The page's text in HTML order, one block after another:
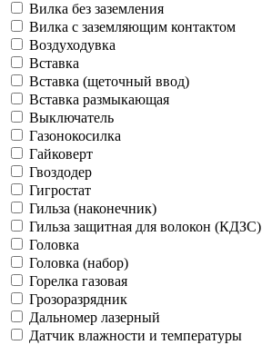
Вилка без заземления
Вилка с заземляющим контактом
Воздуходувка
Вставка
Вставка (щеточный ввод)
Вставка размыкающая
Выключатель
Газонокосилка
Гайковерт
Гвоздодер
Гигростат
Гильза (наконечник)
Гильза защитная для волокон (КДЗС)
Головка
Головка (набор)
Горелка газовая
Грозоразрядник
Дальномер лазерный
Датчик влажности и температуры